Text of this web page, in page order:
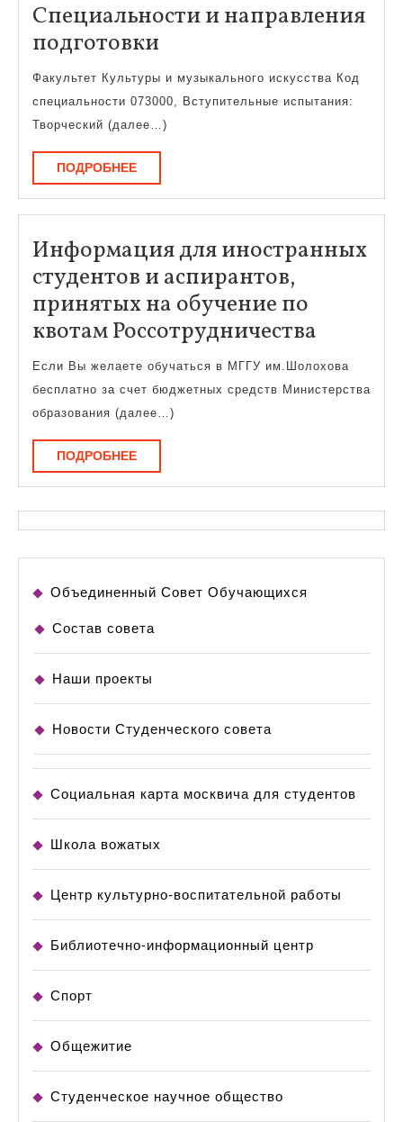
Специальности и направления
подготовки
и
направления
подготовки
Факультет Культуры и музыкального искусства Код
специальности 073000, Вступительные испытания:
Творческий (далее…)
ПОДРОБНЕЕПОДРОБНЕЕ
Информация для иностранных
студентов и аспирантов,
принятых на обучение по
квотам Россотрудничества
для
на
Если Вы желаете обучаться в МГГУ им.Шолохова
бесплатно за счет бюджетных средств Министерства
образования (далее…)
ПОДРОБНЕЕПОДРОБНЕЕ
Объединенный Совет Обучающихся
Состав совета
Наши проекты
Новости Студенческого совета
Социальная карта москвича для студентов
Школа вожатых
Центр культурно-воспитательной работы
Библиотечно-информационный центр
Спорт
Общежитие
Студенческое научное общество